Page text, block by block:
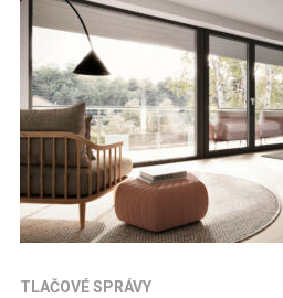
TLAČOVÉ SPRÁVY